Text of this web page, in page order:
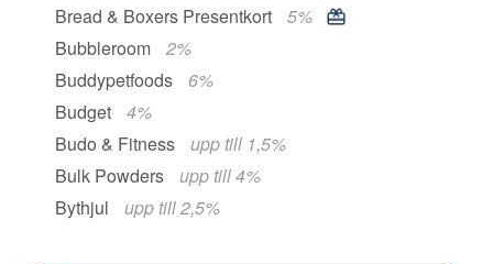
Bread & Boxers Presentkort
5%
Bubbleroom
2%
Buddypetfoods
6%
Budget
4%
Budo & Fitness
upp till 1,5%
Bulk Powders
upp till 4%
Bythjul
upp till 2,5%